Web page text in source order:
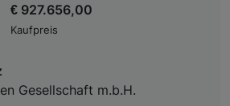
€ 927.656,00
Kaufpreis
Gesellschaft m.b.H.